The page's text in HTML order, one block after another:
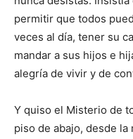
permitir que todos
veces al día, tener su
mandar a sus hijos e
alegría de vivir y de
Y quiso el Misterio de
piso de abajo, desde